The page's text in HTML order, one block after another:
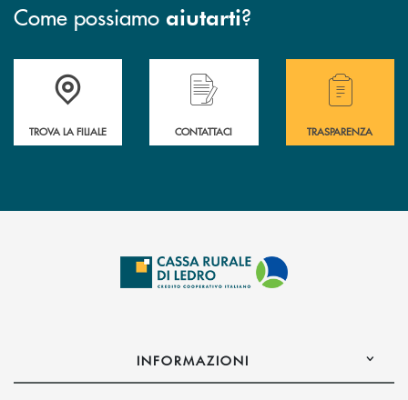
Come possiamo aiutarti?
Accedi all' elenco completo delle filiali .
TROVA LA FILIALE
Hai bisogno di assistenza immediata?
CONTATTACI
Hai bisogno di
TRASPARENZA
INFORMAZIONI